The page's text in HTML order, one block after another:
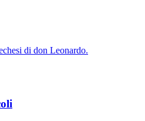
di don Leonardo.